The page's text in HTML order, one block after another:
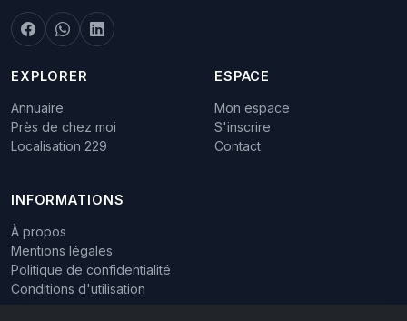
EXPLORER
Annuaire
Près de chez moi
Localisation 229
ESPACE
Mon espace
S'inscrire
Contact
INFORMATIONS
À propos
Mentions légales
Politique de confidentialité
Conditions d'utilisation